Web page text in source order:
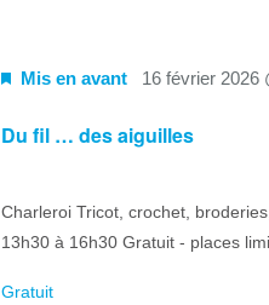
Du fil … des aiguilles
Mis en avant 16 février 2026
Charleroi Tricot, crochet,
13h30 à 16h30 Gratuit - places
Gratuit